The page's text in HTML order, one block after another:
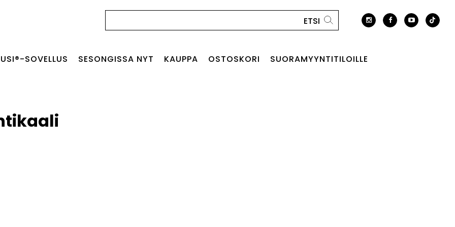
SOVELLUS SESONGISSA NYT KAUPPA OSTOSKORI SUORAMYYNTITILOILLE